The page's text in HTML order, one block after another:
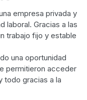
empresa privada y
laboral. Gracias a las
trabajo fijo y estable
una oportunidad
permitieron acceder
todo gracias a la